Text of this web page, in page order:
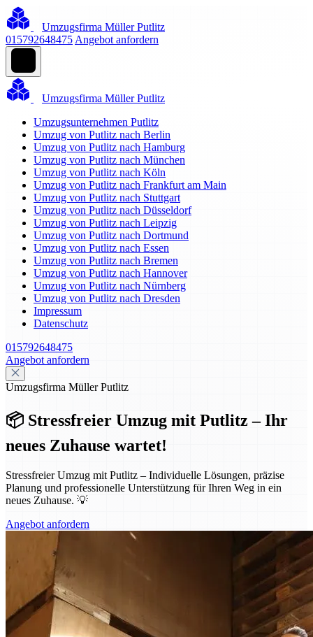
Umzugsfirma Müller Putlitz
015792648475 Angebot anfordern
Umzugsfirma Müller Putlitz
Umzugsunternehmen Putlitz
Umzug von Putlitz nach Berlin
Umzug von Putlitz nach Hamburg
Umzug von Putlitz nach München
Umzug von Putlitz nach Köln
Umzug von Putlitz nach Frankfurt am Main
Umzug von Putlitz nach Stuttgart
Umzug von Putlitz nach Düsseldorf
Umzug von Putlitz nach Leipzig
Umzug von Putlitz nach Dortmund
Umzug von Putlitz nach Essen
Umzug von Putlitz nach Bremen
Umzug von Putlitz nach Hannover
Umzug von Putlitz nach Nürnberg
Umzug von Putlitz nach Dresden
Impressum
Datenschutz
015792648475
Angebot anfordern
Umzugsfirma Müller Putlitz
📦 Stressfreier Umzug mit Putlitz – Ihr
neues Zuhause wartet!
Stressfreier Umzug mit Putlitz – Individuelle Lösungen, präzise
Planung und professionelle Unterstützung für Ihren Weg in ein
neues Zuhause. 💡
Angebot anfordern